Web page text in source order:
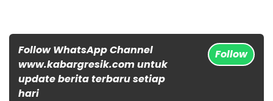
Follow WhatsApp Channel
www.kabargresik.com untuk
update berita terbaru setiap
hari
Follow